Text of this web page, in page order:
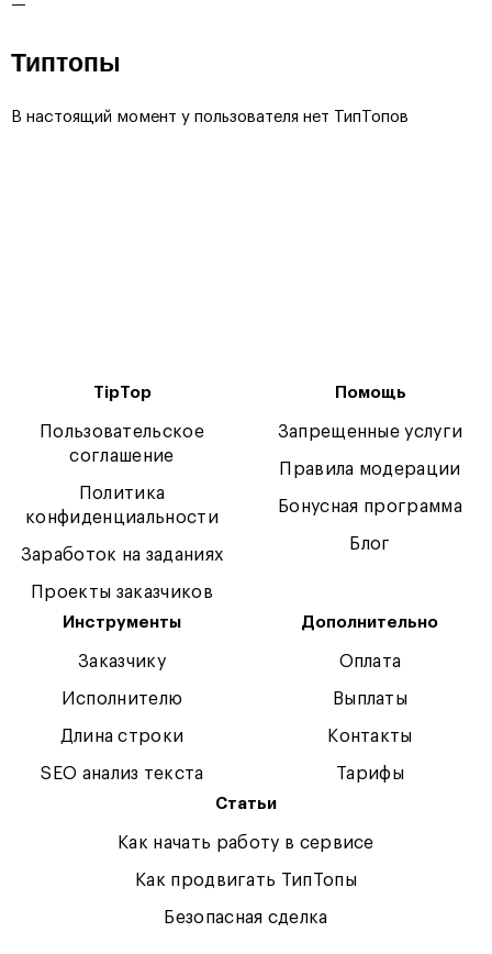
—
Типтопы
В настоящий момент у пользователя нет ТипТопов
TipTop
Пользовательское
соглашение
Политика
конфиденциальности
Заработок на заданиях
Проекты заказчиков
Помощь
Запрещенные услуги
Правила модерации
Бонусная программа
Блог
Инструменты
Заказчику
Исполнителю
Длина строки
SEO анализ текста
Дополнительно
Оплата
Выплаты
Контакты
Тарифы
Статьи
Как начать работу в сервисе
Как продвигать ТипТопы
Безопасная сделка